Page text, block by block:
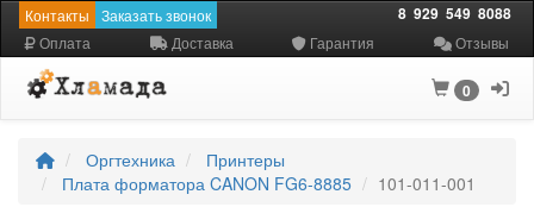
Контакты Заказать звонок 8 929 549 8088
Оплата Доставка Гарантия Отзывы
0
Оргтехника
Принтеры
Плата форматора CANON FG6-8885
101-011-001